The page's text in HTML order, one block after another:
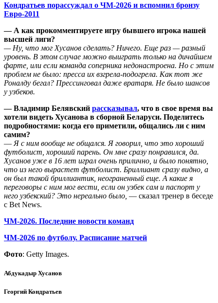
Кондратьев порассуждал о ЧМ-2026 и вспомнил бронзу
Евро-2011
— А как прокомментируете игру бывшего игрока нашей
высшей лиги?
— Ну, что мог Хусанов сделать? Ничего. Еще раз — разный
уровень. В этом случае можно выиграть только на дичайшем
фарте, или если команда соперника недонастроена. Но с этим
проблем не было: пресса их взгрела-подогрела. Как тот же
Роналду бегал? Прессинговал даже вратаря. Не было шансов
у узбеков.
— Владимир Белявский рассказывал, что в свое время вы
хотели видеть Хусанова в сборной Беларуси. Поделитесь
подробностями: когда его приметили, общались ли с ним
самим?
— Я с ним вообще не общался. Я говорил, что это хороший
футболист, хороший парень. Он мне сразу понравился, да.
Хусанов уже в 16 лет играл очень прилично, и было понятно,
что из него вырастет футболист. Бриллиант сразу видно, а
он был такой бриллиантик, неограненный еще. А какие я
переговоры с ним мог вести, если он узбек сам и паспорт у
него узбекский? Это нереально было, — сказал тренер в беседе
с Bet News.
ЧМ-2026. Последние новости команд
ЧМ-2026 по футболу. Расписание матчей
Фото: Getty Images.
Абдукадыр Хусанов
Георгий Кондратьев